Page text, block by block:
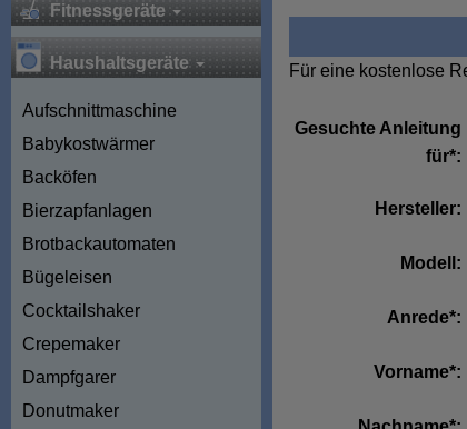
Fitnessgeräte
Haushaltsgeräte
Aufschnittmaschine
Babykostwärmer
Backöfen
Bierzapfanlagen
Brotbackautomaten
Bügeleisen
Cocktailshaker
Crepemaker
Dampfgarer
Donutmaker
Für eine kostenlose
Gesuchte Anleitung
für*:
Hersteller:
Modell:
Anrede*:
Vorname*: